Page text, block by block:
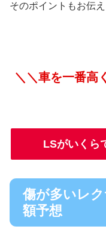
そのポイントもお伝え
＼＼車を一番高
LSがいくら
傷が多いレ
額予想